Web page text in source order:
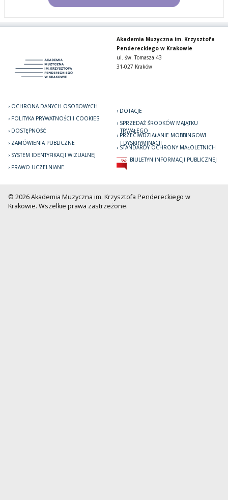
Akademia Muzyczna im. Krzysztofa
Pendereckiego w Krakowie
ul. św. Tomasza 43
31-027 Kraków
OCHRONA DANYCH OSOBOWYCH
POLITYKA PRYWATNOŚCI I COOKIES
DOSTĘPNOŚĆ
ZAMÓWIENIA PUBLICZNE
SYSTEM IDENTYFIKACJI WIZUALNEJ
PRAWO UCZELNIANE
DOTACJE
SPRZEDAŻ ŚRODKÓW MAJĄTKU
TRWAŁEGO
PRZECIWDZIAŁANIE MOBBINGOWI
I DYSKRYMINACJI
STANDARDY OCHRONY MAŁOLETNICH
BIULETYN INFORMACJI PUBLICZNEJ
© 2026 Akademia Muzyczna im. Krzysztofa Pendereckiego w
Krakowie. Wszelkie prawa zastrzeżone.